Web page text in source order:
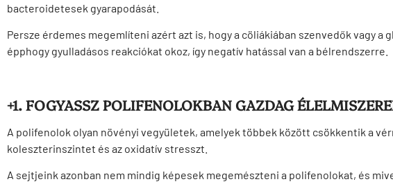
bacteroidetesek gyarapodását.
Persze érdemes megemlíteni azért azt is, hogy a cöliákiában szenvedők vagy a
épphogy gyulladásos reakciókat okoz, így negatív hatással van a bélrendszerre.
+1. FOGYASSZ POLIFENOLOKBAN GAZDAG
A polifenolok olyan növényi vegyületek, amelyek többek között csökkentik a
koleszterinszintet és az oxidatív stresszt.
A sejtjeink azonban nem mindig képesek megemészteni a polifenolokat, és